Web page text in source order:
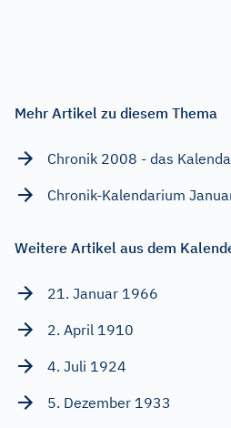
Mehr Artikel zu diesem Thema
Chronik 2008 - das
Chronik-Kalendarium
Weitere Artikel aus dem
21. Januar 1966
2. April 1910
4. Juli 1924
5. Dezember 1933